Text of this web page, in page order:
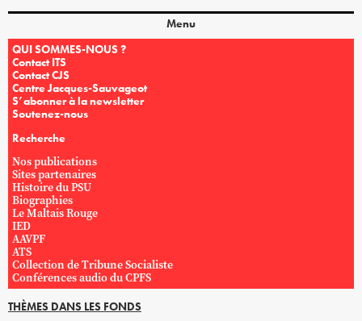
Menu
QUI SOMMES-NOUS ?
Contact ITS
Contact CJS
Centre Jacques-Sauvageot
S’abonner à la newsletter
Soutenez-nous
Recherche
Nos publications
Sites partenaires
Histoire du PSU
Biographies
Le Maltais Rouge
IED
AAVPF
ATS
Collection de Tribune Socialiste
Conférences audio du CPFS
THÈMES DANS LES FONDS